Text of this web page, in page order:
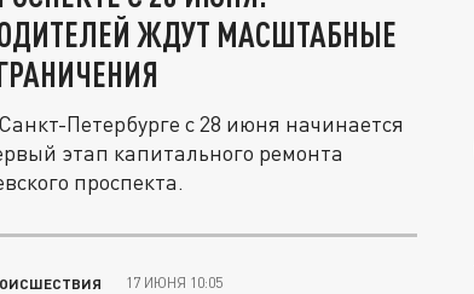
ЖДУТ МАСШТАБНЫЕ
Петербурге с 28 июня начинается
этап капитального ремонта
проспекта.
17 ИЮНЯ 10:05